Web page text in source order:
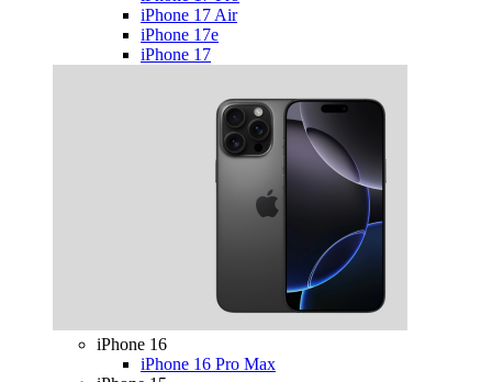
iPhone 17 Air
iPhone 17e
iPhone 17
iPhone 16
iPhone 16 Pro Max